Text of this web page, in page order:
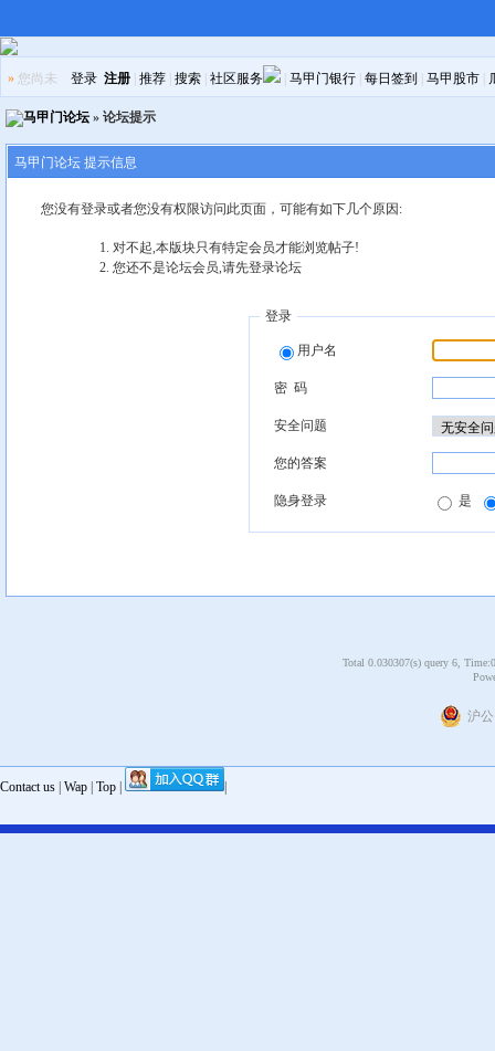
» 您尚未 登录 注册 推荐 搜索 社区服务 马甲门银行 每日签到 马甲股市
马甲门论坛 » 论坛提示
马甲门论坛 提示信息
您没有登录或者您没有权限访问此页面，可能有如下几个原因:
对不起,本版块只有特定会员才能浏览帖子!
您还不是论坛会员,请先登录论坛
登录
用户名
密 码
安全问题
您的答案
隐身登录 是
Total 0.030307(s) query 6,
沪公
Contact us Wap Top